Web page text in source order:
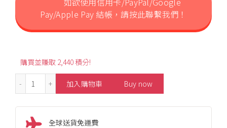
Pay/Apple Pay 結帳，請按此聯繫我們！
購買並賺取 2,440 積分!
18K Butterfly Style Diamond Earrings 數量
加入購物車 Buy now
全球送貨免運費